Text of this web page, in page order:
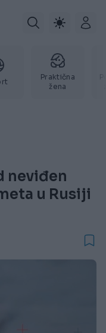
Praktična
žena
neviđen
u Rusiji